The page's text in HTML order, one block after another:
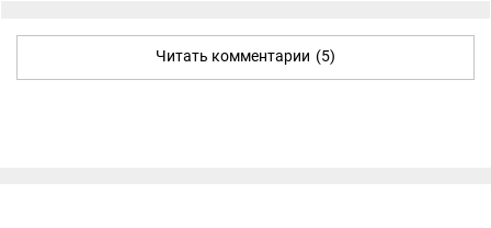
Читать комментарии (5)